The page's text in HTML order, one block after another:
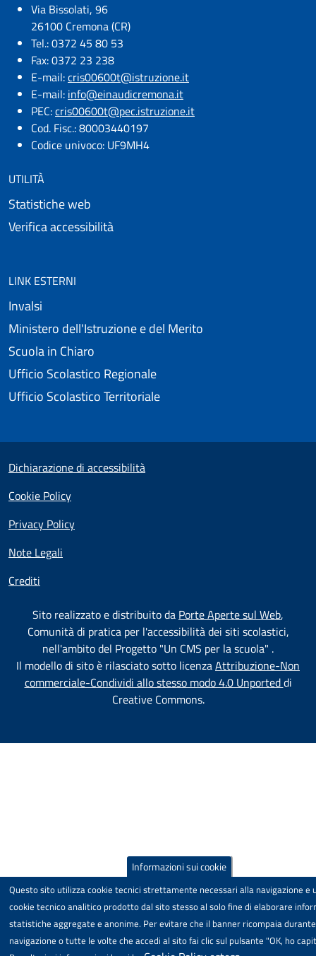
Informazioni sui cookie
Questo sito utilizza cookie tecnici strettamente necessari alla navigazione e
cookie tecnico analitico prodotto dal sito stesso al solo fine di elaborare
statistiche aggregate e anonime. Per evitare che il banner ricompaia
navigazione o tutte le volte che accedi al sito fai clic sul pulsante "OK, ho
Via Bissolati, 96
26100 Cremona (CR)
Tel.: 0372 45 80 53
Fax: 0372 23 238
E-mail:cris00600t@istruzione.it
E-mail:​ info@einaudicremona.it
PEC:cris00600t@pec.istruzione.it
Cod. Fisc.: 80003440197
Codice univoco: UF9MH4
UTILITÀ
Statistiche web
Verifica accessibilità
LINK ESTERNI
Invalsi
Ministero dell'Istruzione e del Merito
Scuola in Chiaro
Ufficio Scolastico Regionale
Ufficio Scolastico Territoriale
Small prints
Dichiarazione di accessibilità
Cookie Policy
Privacy Policy
Note Legali
Crediti
Test
Sito realizzato e distribuito da Porte Aperte sul Web,
Comunità di pratica per l'accessibilità dei siti scolastici,
nell'ambito del Progetto "Un CMS per la scuola" .
Il modello di sito è rilasciato sotto licenzaAttribuzione-Non
commerciale-Condividi allo stesso modo 4.0 Unporteddi
Creative Commons.